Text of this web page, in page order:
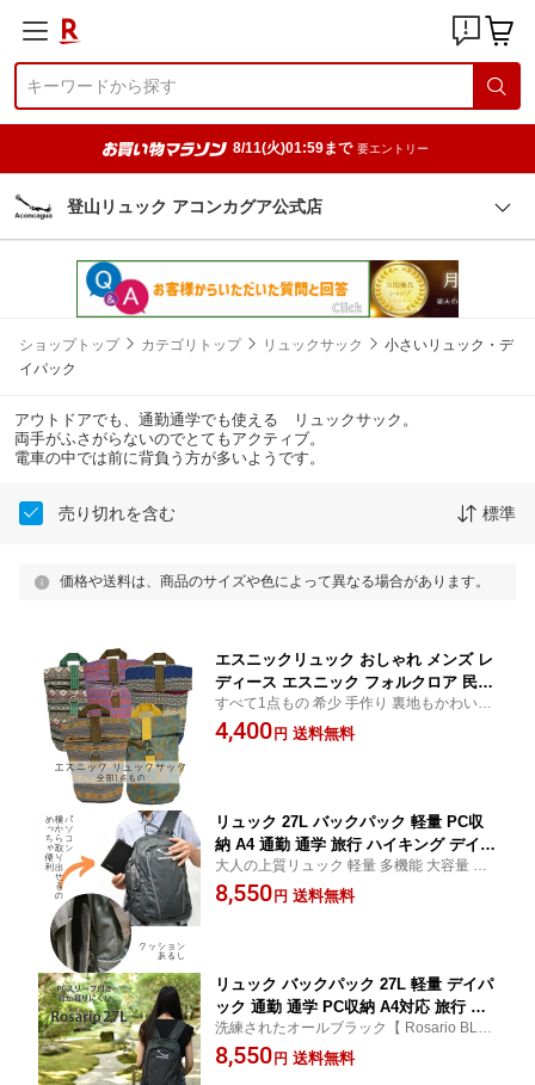
8/11(火)01:59まで 要エントリー
登山リュック アコンカグア公式店
ショップトップ カテゴリトップ リュックサック
小さいリュック・デ
イパック
アウトドアでも、通勤通学でも使える リュックサック。
両手がふさがらないのでとてもアクティブ。
電車の中では前に背負う方が多いようです。
売り切れを含む 標準
価格や送料は、商品のサイズや色によって異なる場合があります。
エスニックリュック おしゃれ メンズ レ
ディース エスニック フォルクロア 民族
アジア バッグ コットン 綿 手作り タイ
製 送料無料
すべて1点もの 希少 手作り 裏地もかわいい
コットン100%
4,400 円 送料無料
リュック 27L バックパック 軽量 PC収
納 A4 通勤 通学 旅行 ハイキング デイパ
ック 男女兼用 Rosario 27 アコンカグア
大人の上質リュック 軽量 多機能 大容量 通
勤 通学 旅行 アウトドア おしゃれ リュック
サック 父の日
8,550 円 送料無料
リュック バックパック 27L 軽量 デイパ
ック 通勤 通学 PC収納 A4対応 旅行 ハ
イキング 散策 タウンユース メンズ レ
ディース Rosario 27 アコンカグア 肩凝
洗練されたオールブラック【 Rosario BLA
CK 】シンプル 多機能 通勤 通学 旅行 アウ
トドア PCも入るタフな通勤・通学バックパ
8,550 円 送料無料